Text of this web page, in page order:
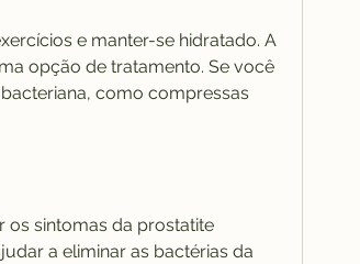
opção de tratamento. Se você
como compressas
os sintomas da prostatite
a eliminar as bactérias da